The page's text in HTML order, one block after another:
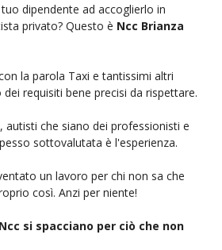
dipendente ad accoglierlo in
privato? Questo è Ncc Brianza
la parola Taxi e tantissimi altri
requisiti bene precisi da rispettare.
autisti che siano dei professionisti e
sottovalutata è l'esperienza.
un lavoro per chi non sa che
così. Anzi per niente!
si spacciano per ciò che non